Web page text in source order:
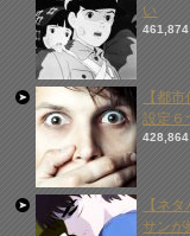
い
461,874
【都
設定６
428,864
【ネ
サンが